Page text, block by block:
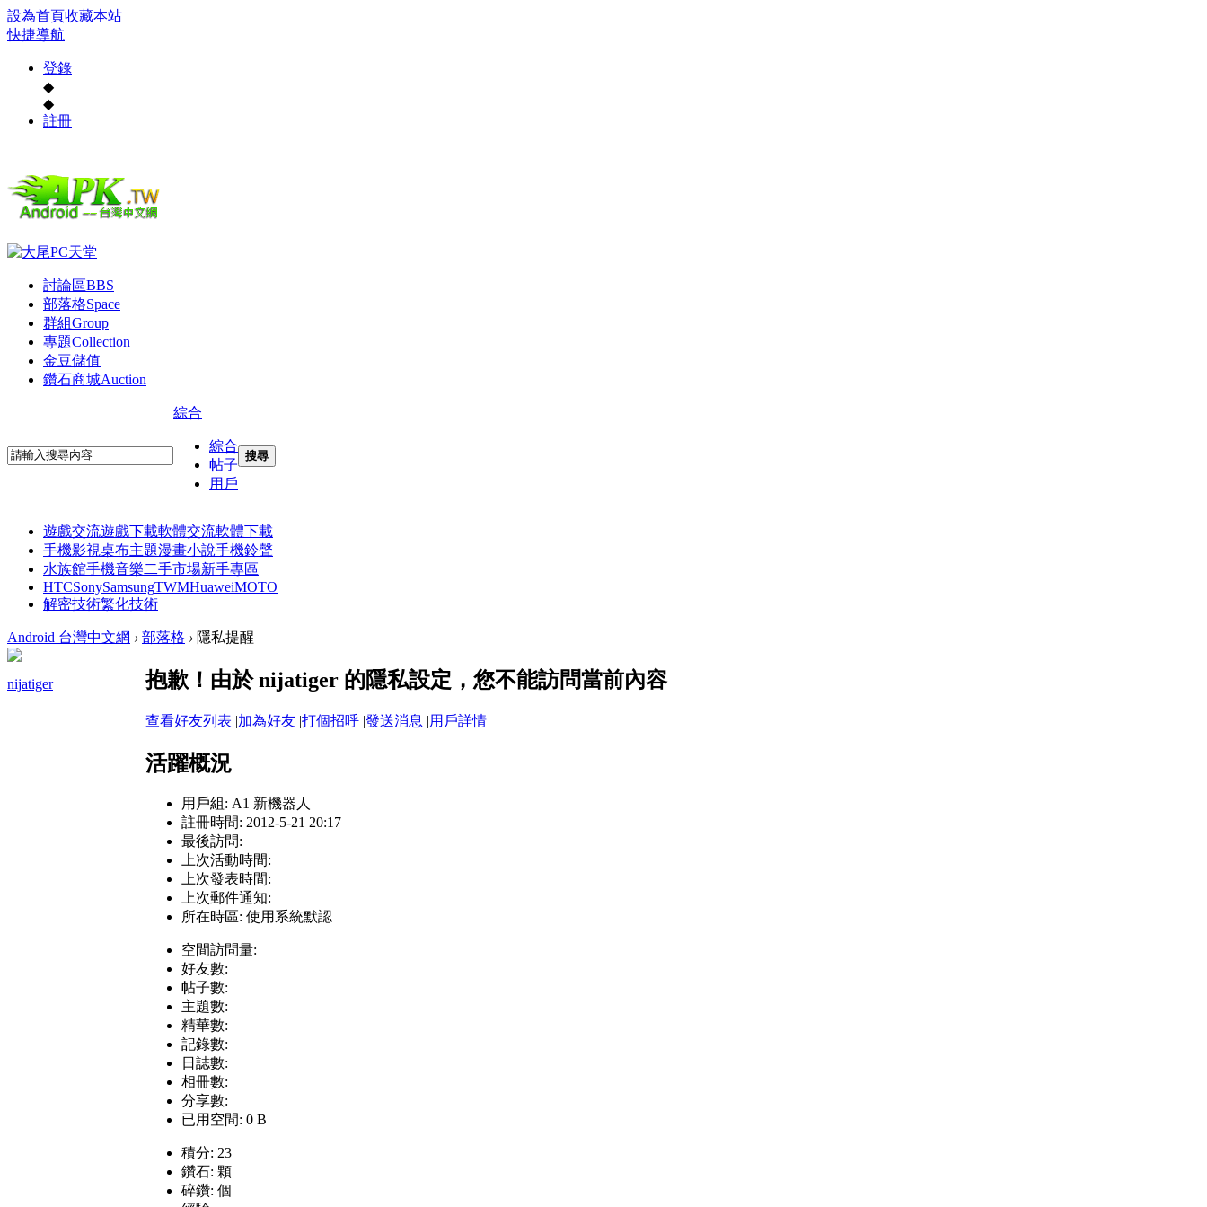
設為首頁收藏本站
快捷導航
登錄
◆
◆
註冊
討論區BBS
部落格Space
群組Group
專題Collection
金豆儲值
鑽石商城Auction
綜合
綜合
帖子
用戶
搜尋
遊戲交流遊戲下載軟體交流軟體下載
手機影視桌布主題漫畫小說手機鈴聲
水族館手機音樂二手市場新手專區
HTCSonySamsungTWMHuaweiMOTO
解密技術繁化技術
Android 台灣中文網 › 部落格 › 隱私提醒
nijatiger 抱歉！由於 nijatiger 的隱私設定，您不能訪問當前內容
查看好友列表 |加為好友 |打個招呼 |發送消息 |用戶詳情
活躍概況
用戶組: A1 新機器人
註冊時間: 2012-5-21 20:17
最後訪問:
上次活動時間:
上次發表時間:
上次郵件通知:
所在時區: 使用系統默認
空間訪問量:
好友數:
帖子數:
主題數:
精華數:
記錄數:
日誌數:
相冊數:
分享數:
已用空間: 0 B
積分: 23
鑽石: 顆
碎鑽: 個